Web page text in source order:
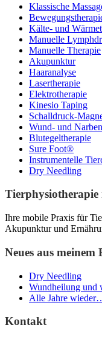
Klassische
Kälte- und
Manuelle
Manuelle Therapie
Akupunktur
Haaranalyse
Lasertherapie
Elektrotherapie
Kinesio Taping
Schalldruck-
Wund- und
Blutegeltherapie
Sure Foot®
Instrumentelle
Dry Needling
Tierphysiotherapie
Ihre mobile Praxis für
Akupunktur und
Neues aus meinem
Dry Needling
Wundheilung und
Alle Jahre
Kontakt